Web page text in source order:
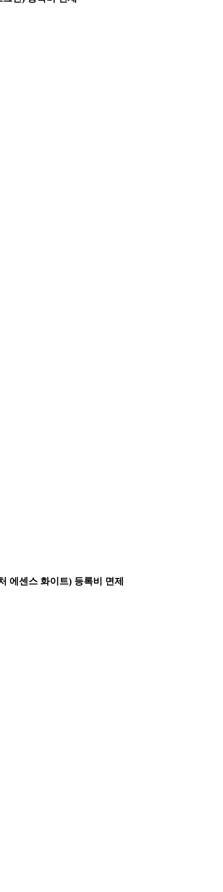
에센스 화이트) 등록비 면제